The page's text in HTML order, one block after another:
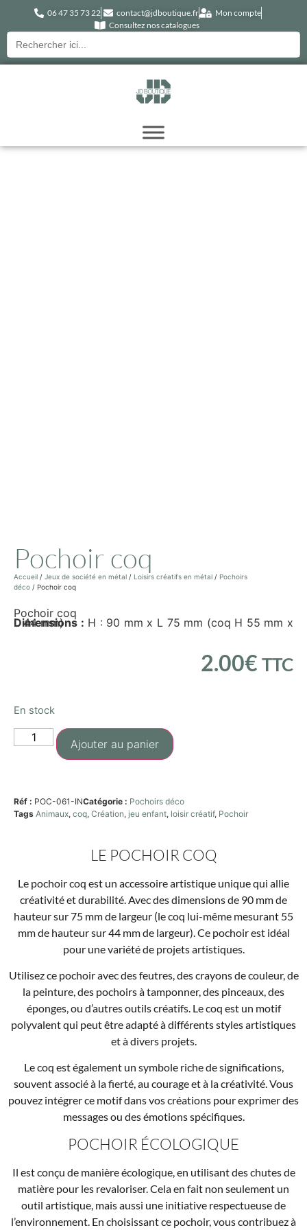
06 47 35 73 22 contact@jdboutique.fr
Mon compte
Consultez nos catalogues
Recherche
pour :
Pochoir coq
Accueil / Jeux de société en métal / Loisirs créatifs en métal / Pochoirs
déco / Pochoir coq
Pochoir coq
Dimensions :
H : 90 mm x L 75 mm (coq H 55 mm x L 44 mm)
2.00€ TTC
En stock
Ajouter au panier
Réf : POC-061-INCatégorie : Pochoirs déco
Tags Animaux, coq, Création, jeu enfant, loisir créatif, Pochoir
LE POCHOIR COQ
Le pochoir coq est un accessoire artistique unique qui allie
créativité et durabilité. Avec des dimensions de 90 mm de
hauteur sur 75 mm de largeur (le coq lui-même mesurant 55
mm de hauteur sur 44 mm de largeur). Ce pochoir est idéal
pour une variété de projets artistiques.
Utilisez ce pochoir avec des feutres, des crayons de couleur, de
la peinture, des pochoirs à tamponner, des pinceaux, des
éponges, ou d’autres outils créatifs. Le coq est un motif
polyvalent qui peut être adapté à différents styles artistiques
et à divers projets.
Le coq est également un symbole riche de significations,
souvent associé à la fierté, au courage et à la créativité. Vous
pouvez intégrer ce motif dans vos créations pour exprimer des
messages ou des émotions spécifiques.
POCHOIR ÉCOLOGIQUE
Il est conçu de manière écologique, en utilisant des chutes de
matière pour les revaloriser. Cela en fait non seulement un
outil artistique, mais aussi une initiative respectueuse de
l’environnement. En choisissant ce pochoir, vous contribuez à